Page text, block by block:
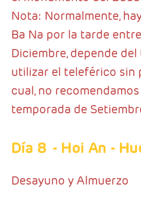
Nota: Normalmente,
Ba Na por la tarde
Diciembre, depende
utilizar el teleférico sin
cual, no
temporada de
Día 8 - Hoi An -
Desayuno y Almuerzo